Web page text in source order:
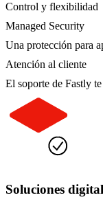
Control y flexibilidad
Managed Security
Una protección para
Atención al cliente
El soporte de Fastly
Soluciones